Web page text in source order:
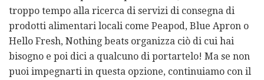
troppo tempo alla ricerca di servizi di consegna di
prodotti alimentari locali come Peapod, Blue Apron o
Hello Fresh, Nothing beats organizza ciò di cui hai
bisogno e poi dici a qualcuno di portartelo! Ma se non
puoi impegnarti in questa opzione, continuiamo con il